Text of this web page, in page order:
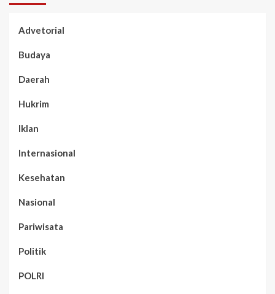
Advetorial
Budaya
Daerah
Hukrim
Iklan
Internasional
Kesehatan
Nasional
Pariwisata
Politik
POLRI